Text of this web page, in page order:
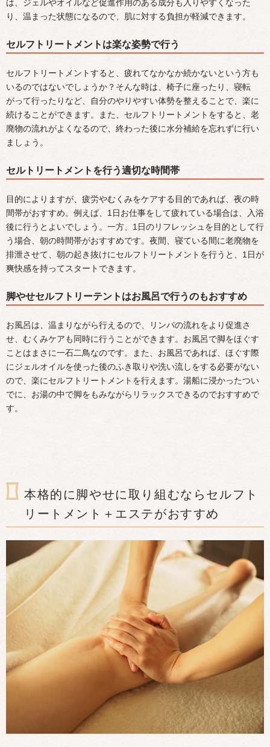
は、ジェルやオイルなど促進作用のある成分も入りやすくなった
り、温まった状態になるので、肌に対する負担が軽減できます。
セルフトリートメントは楽な姿勢で行う
セルフトリートメントすると、疲れてなかなか続かないという方も
いるのではないでしょうか？そんな時は、椅子に座ったり、寝転
がって行ったりなど、自分のやりやすい体勢を整えることで、楽に
続けることができます。また、セルフトリートメントをすると、老
廃物の流れがよくなるので、終わった後に水分補給を忘れずに行い
ましょう。
セルトリートメントを行う適切な時間帯
目的によりますが、疲労やむくみをケアする目的であれば、夜の時
間帯がおすすめ。例えば、1日お仕事をして疲れている場合は、入浴
後に行うとよいでしょう。一方、1日のリフレッシュを目的として行
う場合、朝の時間帯がおすすめです。夜間、寝ている間に老廃物を
排泄させて、朝の起き抜けにセルフトリートメントを行うと、1日が
爽快感を持ってスタートできます。
脚やせセルフトリーテントはお風呂で行うのもおすすめ
お風呂は、温まりながら行えるので、リンパの流れをより促進さ
せ、むくみケアも同時に行うことができます。お風呂で脚をほぐす
ことはまさに一石二鳥なのです。また、お風呂であれば、ほぐす際
にジェルオイルを使った後のふき取りや洗い流しをする必要がない
ので、楽にセルフトリートメントを行えます。湯船に浸かったつい
でに、お湯の中で脚をもみながらリラックスできるのでおすすめで
す。
本格的に脚やせに取り組むならセルフト
リートメント＋エステがおすすめ